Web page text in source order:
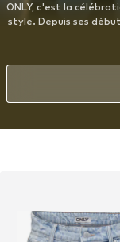
ONLY, c'est la
style. Depuis ses
mode, en
créations s'adressent
qui aborde la mode